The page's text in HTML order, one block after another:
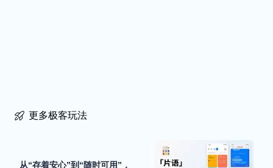
更多极客玩法
从“存着安心”到“随时可用”，